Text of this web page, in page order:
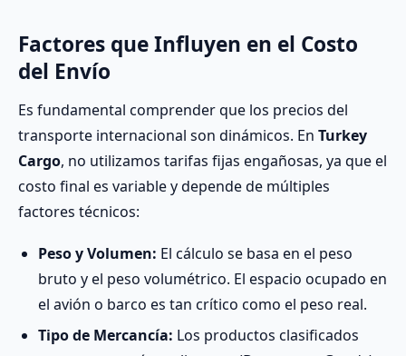
Factores que Influyen en el Costo
del Envío
Es fundamental comprender que los precios del
transporte internacional son dinámicos. En Turkey
Cargo, no utilizamos tarifas fijas engañosas, ya que el
costo final es variable y depende de múltiples
factores técnicos:
Peso y Volumen: El cálculo se basa en el peso
bruto y el peso volumétrico. El espacio ocupado en
el avión o barco es tan crítico como el peso real.
Tipo de Mercancía: Los productos clasificados